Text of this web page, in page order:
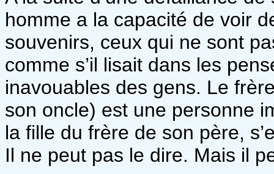
homme a la capacité de voir
souvenirs, ceux qui ne sont
comme s’il lisait dans les
inavouables des gens. Le
son oncle) est une personne
la fille du frère de son père,
Il ne peut pas le dire. Mais il